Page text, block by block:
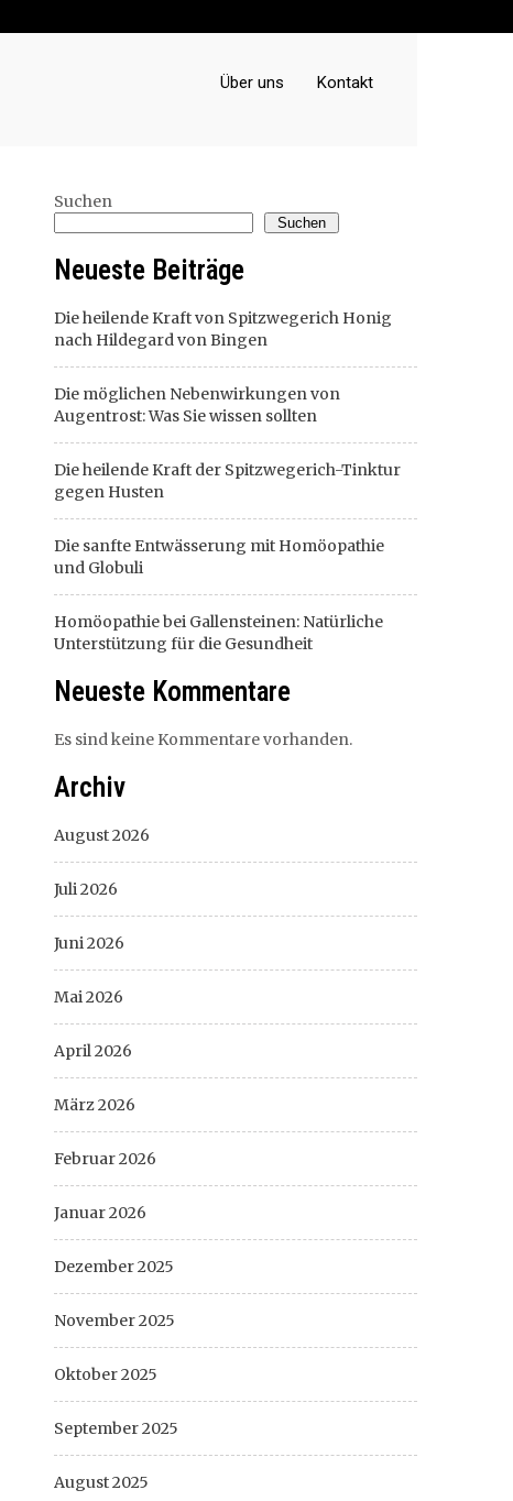
Über uns Kontakt
Suchen
Suchen
Neueste Beiträge
Die heilende Kraft von Spitzwegerich Honig
nach Hildegard von Bingen
Die möglichen Nebenwirkungen von
Augentrost: Was Sie wissen sollten
Die heilende Kraft der Spitzwegerich-Tinktur
gegen Husten
Die sanfte Entwässerung mit Homöopathie
und Globuli
Homöopathie bei Gallensteinen: Natürliche
Unterstützung für die Gesundheit
Neueste Kommentare
Es sind keine Kommentare vorhanden.
Archiv
August 2026
Juli 2026
Juni 2026
Mai 2026
April 2026
März 2026
Februar 2026
Januar 2026
Dezember 2025
November 2025
Oktober 2025
September 2025
August 2025